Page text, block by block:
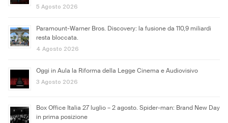
5 Agosto 2026
Paramount-Warner Bros. Discovery: la fusione da 110,9 miliardi
resta bloccata.
4 Agosto 2026
Oggi in Aula la Riforma della Legge Cinema e Audiovisivo
3 Agosto 2026
Box Office Italia 27 luglio – 2 agosto. Spider-man: Brand New Day
in prima posizione